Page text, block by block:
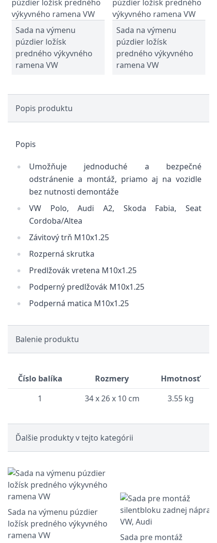
Sada na výmenu
púzdier ložísk
predného výkyvného
ramena VW
Sada na výmenu
púzdier ložísk
predného výkyvného
ramena VW
Popis produktu
Popis
Umožňuje jednoduché a bezpečné
odstránenie a montáž, priamo aj na vozidle
bez nutnosti demontáže
VW Polo, Audi A2, Skoda Fabia, Seat
Cordoba/Altea
Závitový trň M10x1.25
Rozperná skrutka
Predlžovák vretena M10x1.25
Podperný predlžovák M10x1.25
Podperná matica M10x1.25
Balenie produktu
Číslo balíka Rozmery
Hmotnosť
1
34 x 26 x 10 cm 3.55 kg
Ďalšie produkty v tejto kategórii
Sada na výmenu púzdier
ložísk predného výkyvného
ramena VW
Sada pre montáž